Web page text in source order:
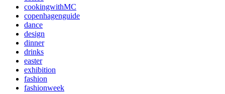
cookingwithMC
copenhagenguide
dance
design
dinner
drinks
easter
exhibition
fashion
fashionweek